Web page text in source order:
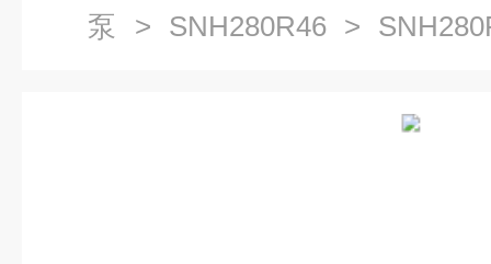
泵 > SNH280R46 >